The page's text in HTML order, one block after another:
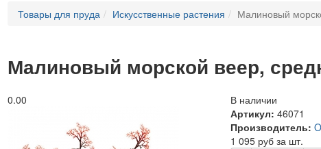
Товары для пруда Искусственные растения Малиновый
Малиновый морской веер,
0.00
В наличии
Артикул: 46071
Производитель:
1 095 руб за шт.